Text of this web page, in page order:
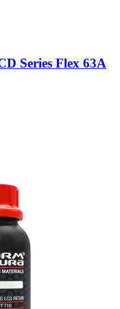
Series Flex 63A